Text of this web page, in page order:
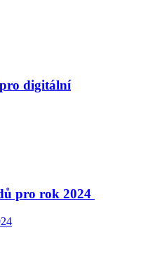
digitální
pro rok 2024